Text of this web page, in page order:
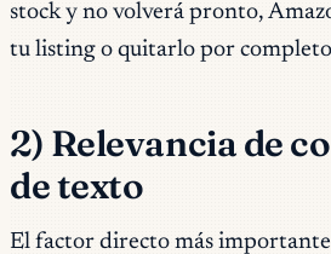
stock y no volverá pronto,
tu listing o quitarlo por
2) Relevancia de
de texto
El factor directo más importante